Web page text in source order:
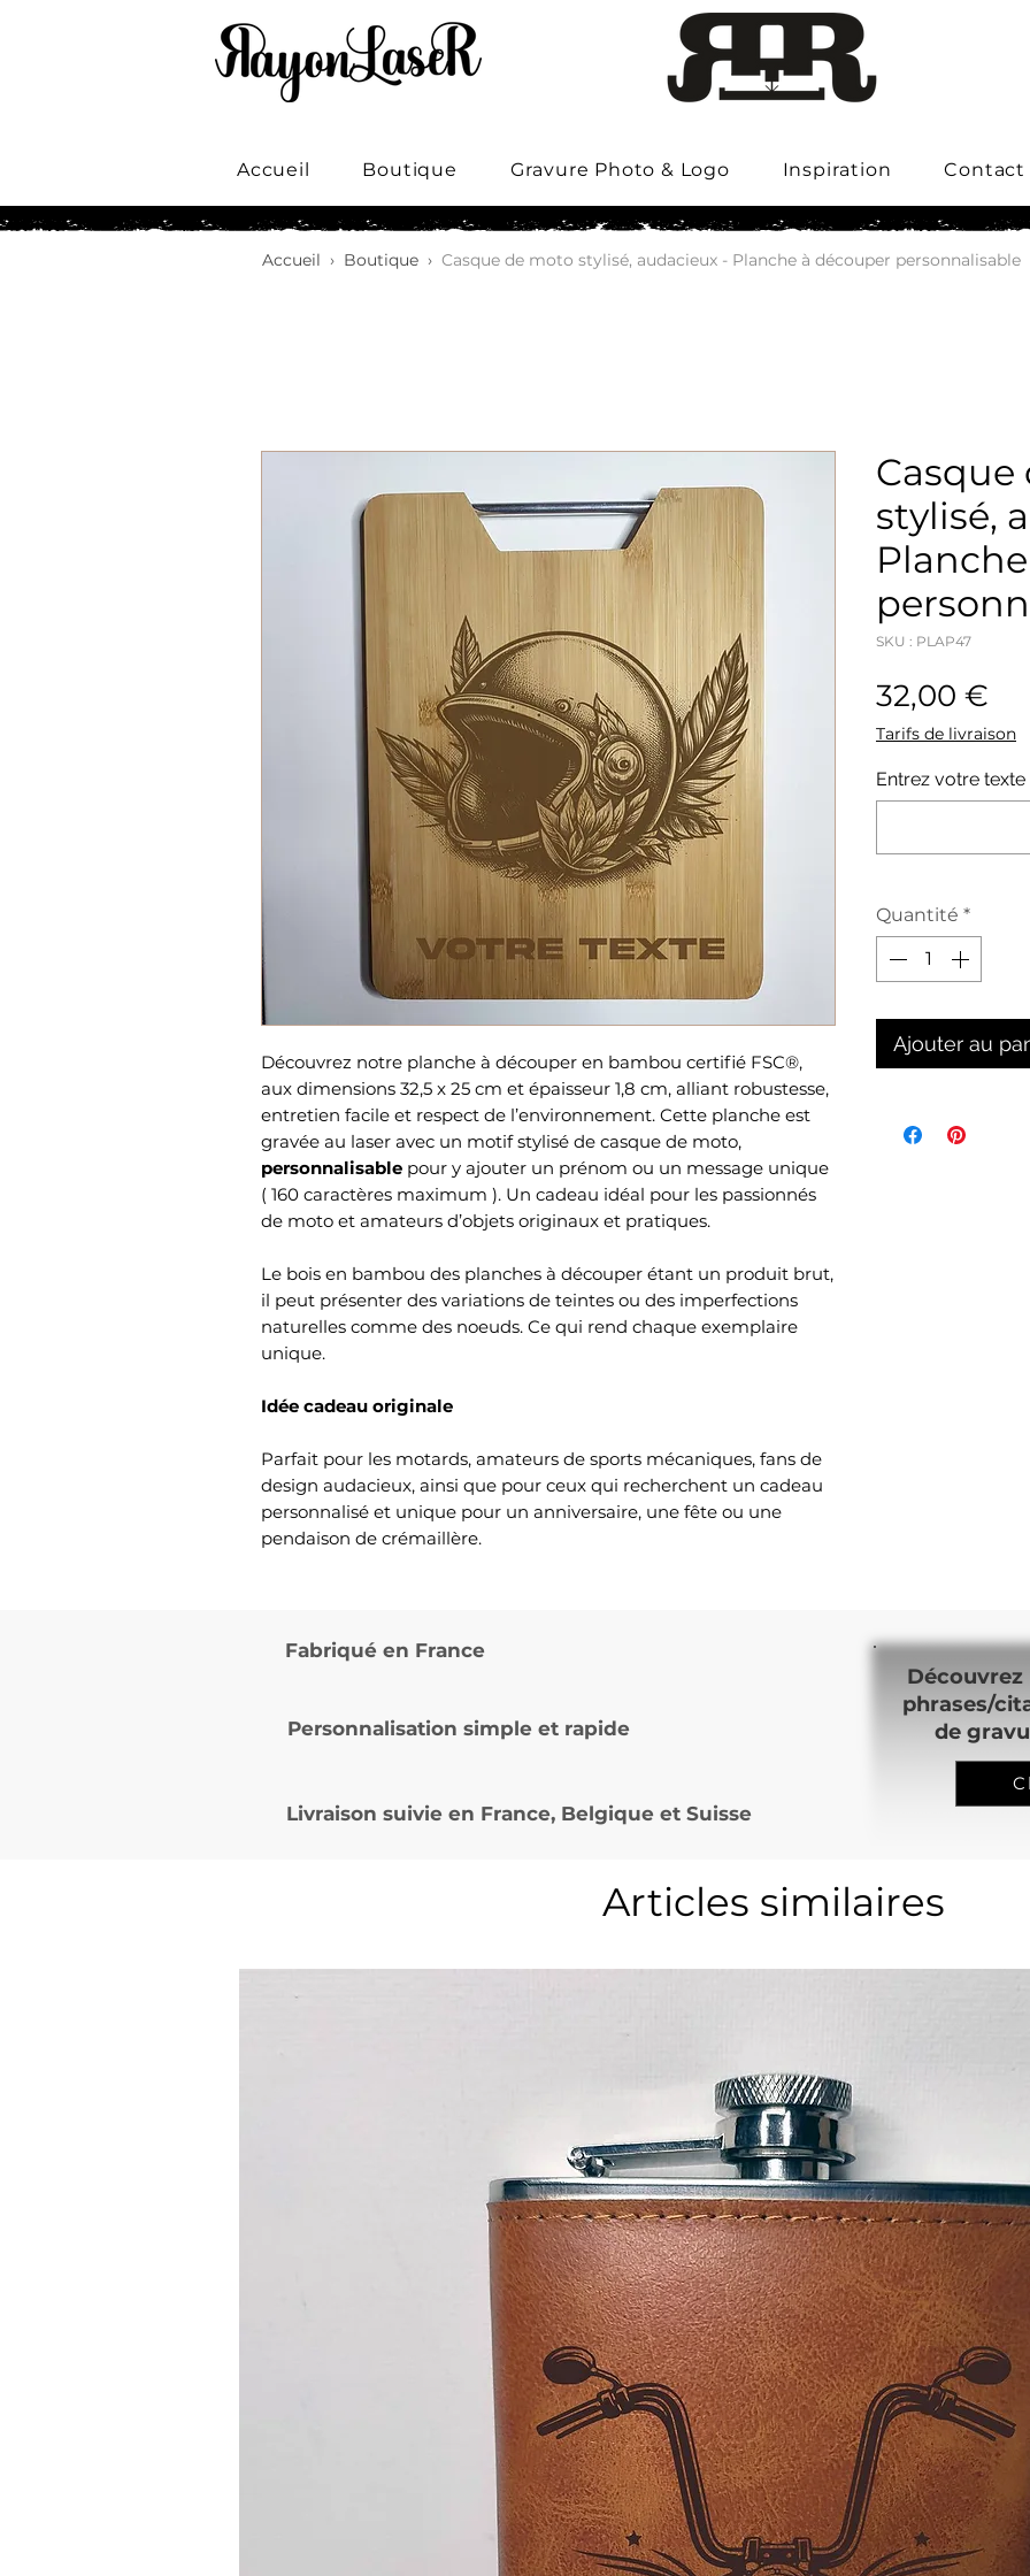
Accueil Boutique Gravure Photo & Logo Inspiration Contact
Accueil › Boutique › Casque de moto stylisé, audacieux - Planche à découper personnalisable
Découvrez notre planche à découper en bambou certifié FSC®,
aux dimensions 32,5 x 25 cm et épaisseur 1,8 cm, alliant robustesse,
entretien facile et respect de l’environnement. Cette planche est
gravée au laser avec un motif stylisé de casque de moto,
personnalisable pour y ajouter un prénom ou un message unique
( 160 caractères maximum ). Un cadeau idéal pour les passionnés
de moto et amateurs d’objets originaux et pratiques.
Le bois en bambou des planches à découper étant un produit brut,
il peut présenter des variations de teintes ou des imperfections
naturelles comme des noeuds. Ce qui rend chaque exemplaire
unique.
Idée cadeau originale
Parfait pour les motards, amateurs de sports mécaniques, fans de
design audacieux, ainsi que pour ceux qui recherchent un cadeau
personnalisé et unique pour un anniversaire, une fête ou une
pendaison de crémaillère.
stylisé,
SKU : PLAP47
32,00 €
Tarifs de livraison
Entrez votre
Quantité *
Ajouter au
Fabriqué en France
Personnalisation simple et rapide
Livraison suivie en France, Belgique et Suisse
phrases/
de
Articles similaires